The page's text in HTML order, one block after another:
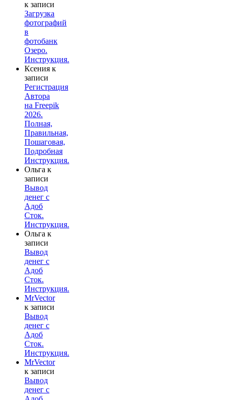
к записи
Загрузка
фотографий
в
фотобанк
Озеро.
Инструкция.
Ксения к
записи
Регистрация
Автора
на Freepik
2026.
Полная,
Правильная,
Пошаговая,
Подробная
Инструкция.
Ольга к
записи
Вывод
денег с
Адоб
Сток.
Инструкция.
Ольга к
записи
Вывод
денег с
Адоб
Сток.
Инструкция.
MrVector
к записи
Вывод
денег с
Адоб
Сток.
Инструкция.
MrVector
к записи
Вывод
денег с